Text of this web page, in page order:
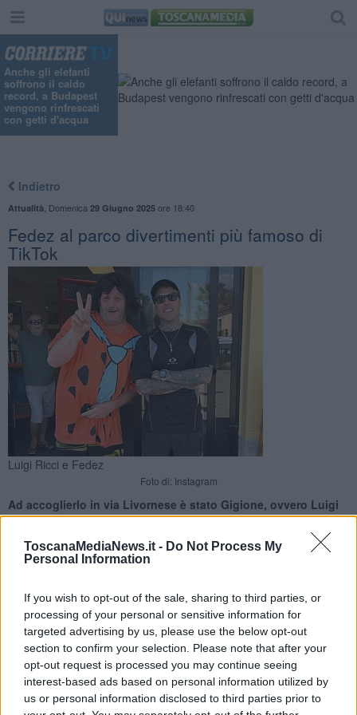
ToscanaMediaNews.it - Do Not Process My
Personal Information
If you wish to opt-out of the sale, sharing to third parties, or
processing of your personal or sensitive information for
targeted advertising by us, please use the below opt-out
section to confirm your selection. Please note that after your
opt-out request is processed you may continue seeing
interest-based ads based on personal information utilized by
us or personal information disclosed to third parties prior to
Anche gli elefanti
soffrono il caldo
record, a Budapest
vengono rinfrescati
con getti d'acqua
Indietro
Attualità Domenica 29 Giugno 2025ore 18:40
Fedez al parco divertimenti più famoso di
TikTok
Luigi Ricci e Fedez
Foto di: Instagram
Ad accoglierlo in via Livornese è stato Gigione, ovvero Luigi
Ricci, diventato famosissimo sui social grazie alla sua ironia e
PISA —Una sorpresa che, visti i due personaggi coinvolti, non
poteva che diventare virale. Nel primo pomeriggio di ieri, sabato 28
Giugno, a "Eldalandia" in via Livornese, tra Pisa e Livorno, è
spuntatoFedez, il rapper e star deisocial , che ha fatto una visita a
Luigi Ricci, alias Gigione, diventato famoso anche lui grazie a